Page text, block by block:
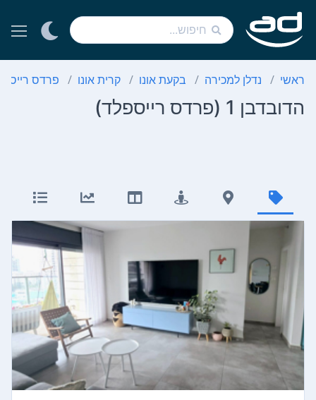
ראשי נדלן למכירה בקעת אונו קרית אונו פרדס
הדובדבן 1 (פרדס רייספלד)